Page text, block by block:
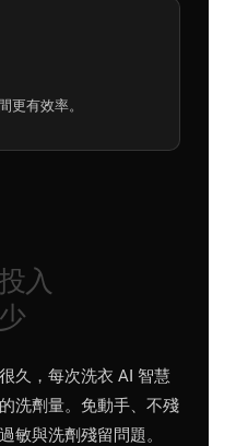
更有效率。
入
久，每次洗衣 AI 智慧
洗劑量。免動手、不殘
敏與洗劑殘留問題。